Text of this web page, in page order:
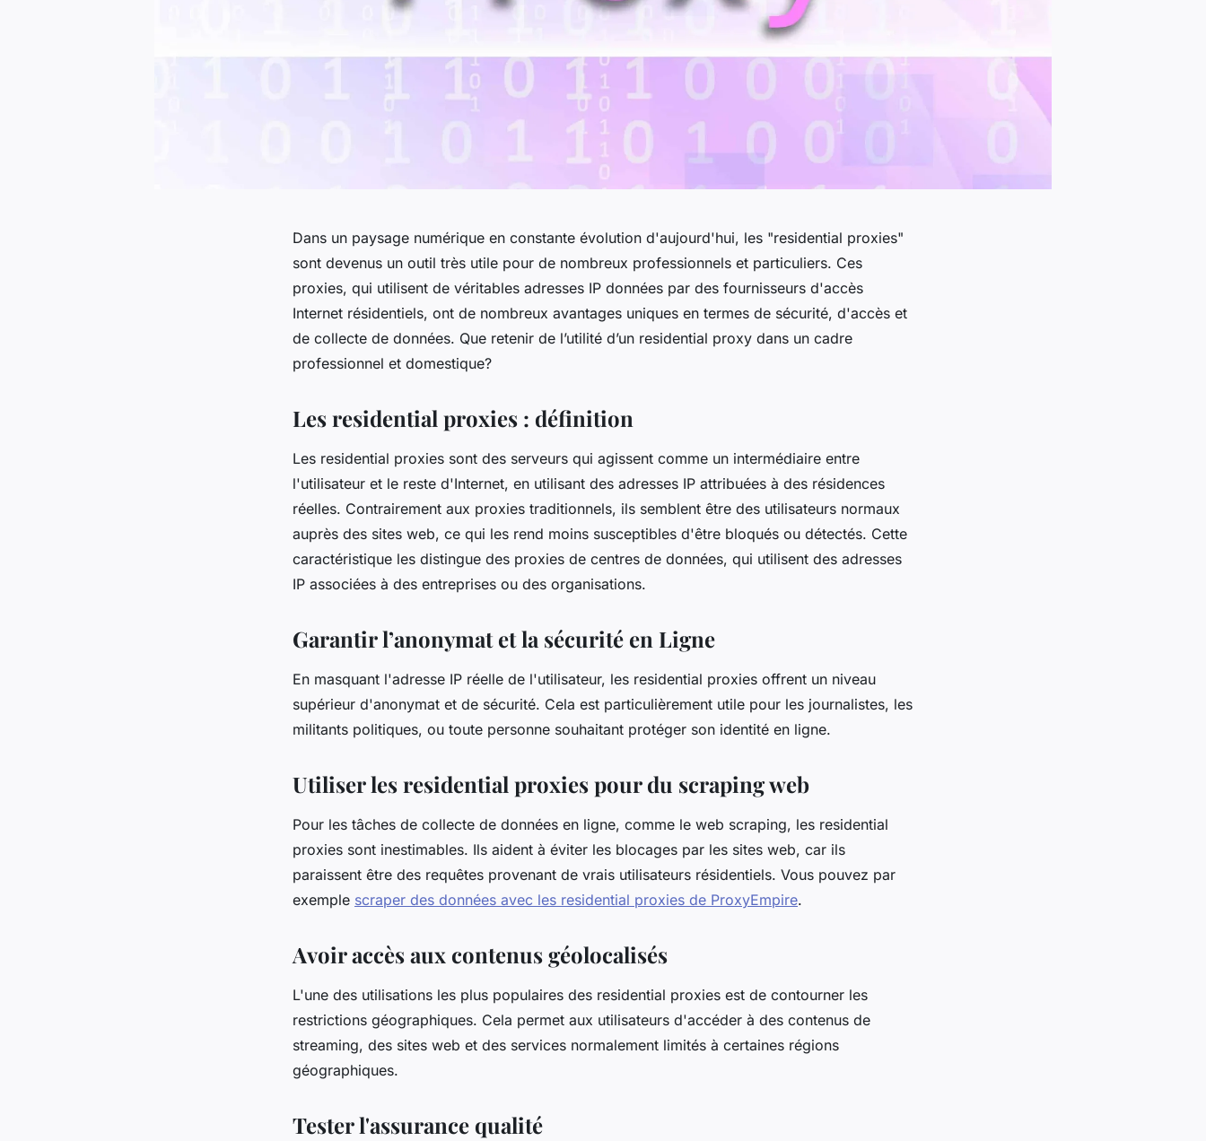
Dans un paysage numérique en constante évolution d'aujourd'hui, les "residential proxies"
sont devenus un outil très utile pour de nombreux professionnels et particuliers. Ces
proxies, qui utilisent de véritables adresses IP données par des fournisseurs d'accès
Internet résidentiels, ont de nombreux avantages uniques en termes de sécurité, d'accès et
de collecte de données. Que retenir de l’utilité d’un residential proxy dans un cadre
professionnel et domestique?
Les residential proxies : définition
Les residential proxies sont des serveurs qui agissent comme un intermédiaire entre
l'utilisateur et le reste d'Internet, en utilisant des adresses IP attribuées à des résidences
réelles. Contrairement aux proxies traditionnels, ils semblent être des utilisateurs normaux
auprès des sites web, ce qui les rend moins susceptibles d'être bloqués ou détectés. Cette
caractéristique les distingue des proxies de centres de données, qui utilisent des adresses
IP associées à des entreprises ou des organisations.
Garantir l’anonymat et la sécurité en Ligne
En masquant l'adresse IP réelle de l'utilisateur, les residential proxies offrent un niveau
supérieur d'anonymat et de sécurité. Cela est particulièrement utile pour les journalistes, les
militants politiques, ou toute personne souhaitant protéger son identité en ligne.
Utiliser les residential proxies pour du scraping web
Pour les tâches de collecte de données en ligne, comme le web scraping, les residential
proxies sont inestimables. Ils aident à éviter les blocages par les sites web, car ils
paraissent être des requêtes provenant de vrais utilisateurs résidentiels. Vous pouvez par
exemple scraper des données avec les residential proxies de ProxyEmpire.
Avoir accès aux contenus géolocalisés
L'une des utilisations les plus populaires des residential proxies est de contourner les
restrictions géographiques. Cela permet aux utilisateurs d'accéder à des contenus de
streaming, des sites web et des services normalement limités à certaines régions
géographiques.
Tester l'assurance qualité